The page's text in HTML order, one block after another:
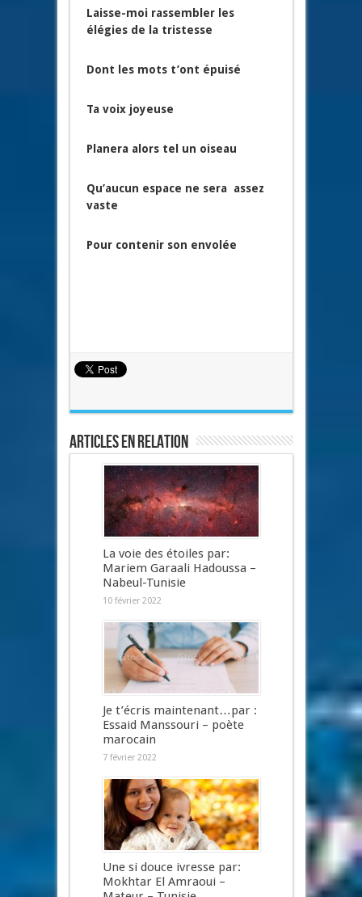
Laisse-moi rassembler les
élégies de la tristesse
Dont les mots t’ont épuisé
Ta voix joyeuse
Planera alors tel un oiseau
Qu’aucun espace ne sera assez
vaste
Pour contenir son envolée
Articles en relation
La voie des étoiles par:
Mariem Garaali Hadoussa –
Nabeul-Tunisie
10 février 2022
Je t’écris maintenant…par :
Essaid Manssouri – poète
marocain
7 février 2022
Une si douce ivresse par:
Mokhtar El Amraoui –